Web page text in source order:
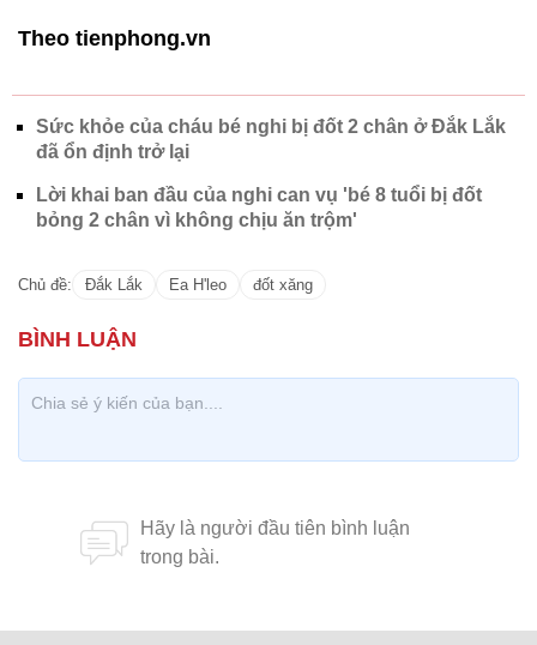
Theo tienphong.vn
Sức khỏe của cháu bé nghi bị đốt 2 chân ở Đắk Lắk
đã ổn định trở lại
Lời khai ban đầu của nghi can vụ 'bé 8 tuổi bị đốt
bỏng 2 chân vì không chịu ăn trộm'
Chủ đề: Đắk Lắk Ea H'leo đốt xăng